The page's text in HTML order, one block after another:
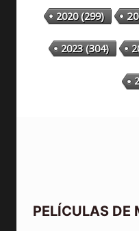
2020(299)
2023(304)
PELÍCULAS DE